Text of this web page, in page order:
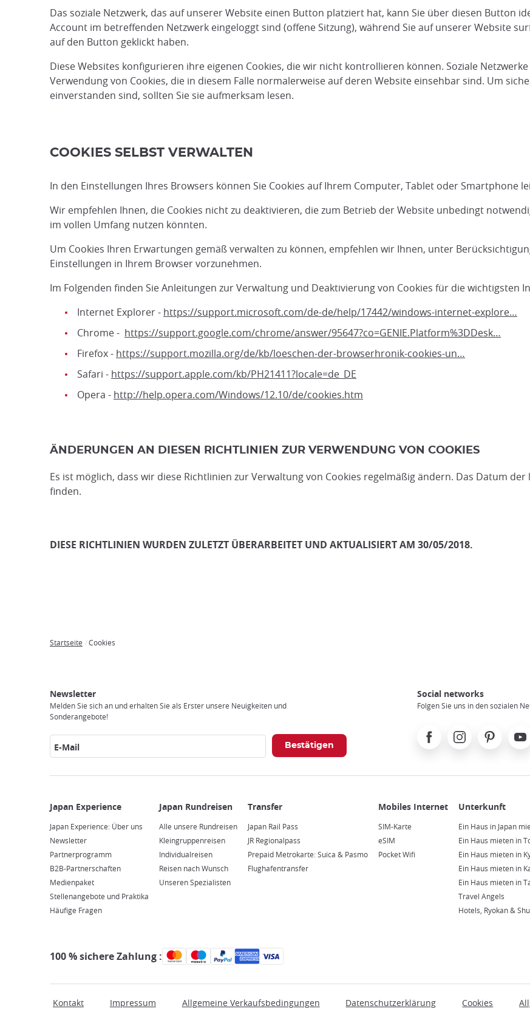
Das soziale Netzwerk, das auf unserer Website einen Button platziert hat, kann Sie über diesen Button
Account im betreffenden Netzwerk eingeloggt sind (offene Sitzung), während Sie auf unserer Website
auf den Button geklickt haben.
Diese Websites konfigurieren ihre eigenen Cookies, die wir nicht kontrollieren können. Soziale
Verwendung von Cookies, die in diesem Falle normalerweise auf deren Website einsehbar sind. Um
einverstanden sind, sollten Sie sie aufmerksam lesen.
COOKIES SELBST VERWALTEN
In den Einstellungen Ihres Browsers können Sie Cookies auf Ihrem Computer, Tablet oder Smartphone
Wir empfehlen Ihnen, die Cookies nicht zu deaktivieren, die zum Betrieb der Website unbedingt
im vollen Umfang nutzen könnten.
Um Cookies Ihren Erwartungen gemäß verwalten zu können, empfehlen wir Ihnen, unter
Einstellungen in Ihrem Browser vorzunehmen.
Im Folgenden finden Sie Anleitungen zur Verwaltung und Deaktivierung von Cookies für die wichtigsten
Internet Explorer - https://support.microsoft.com/de-de/help/17442/windows-internet-explore…
Chrome - https://support.google.com/chrome/answer/95647?co=GENIE.Platform%3DDesk…
Firefox - https://support.mozilla.org/de/kb/loeschen-der-browserhronik-cookies-un…
Safari - https://support.apple.com/kb/PH21411?locale=de_DE
Opera - http://help.opera.com/Windows/12.10/de/cookies.htm
ÄNDERUNGEN AN DIESEN RICHTLINIEN ZUR VERWENDUNG VON COOKIES
Es ist möglich, dass wir diese Richtlinien zur Verwaltung von Cookies regelmäßig ändern. Das Datum
finden.
DIESE RICHTLINIEN WURDEN ZULETZT ÜBERARBEITET UND AKTUALISIERT AM 30/05/2018.
Startseite Cookies
Newsletter
Melden Sie sich an und erhalten Sie als Erster unsere Neuigkeiten und
Sonderangebote!
E-Mail
Social networks
Folgen Sie uns in den sozialen
FacebookInstagramPinterest
Experience
Japan Experience: Über uns
Newsletter
Partnerprogramm
B2B-Partnerschaften
Medienpaket
Stellenangebote und Praktika
Häufige Fragen
Rundreisen
Alle unsere Rundreisen
Kleingruppenreisen
Individualreisen
Reisen nach Wunsch
Unseren Spezialisten
Japan Rail Pass
JR Regionalpass
Prepaid Metrokarte: Suica & Pasmo
Flughafentransfer
Internet
SIM-Karte
eSIM
Pocket Wifi
Ein Haus in Japan
Ein Haus mieten in
Ein Haus mieten in
Ein Haus mieten in
Ein Haus mieten in
Travel Angels
Hotels, Ryokan &
Sie
Japan
100 % sichere Zahlung :
Kontakt Impressum Allgemeine Verkaufsbedingungen Datenschutzerklärung Cookies